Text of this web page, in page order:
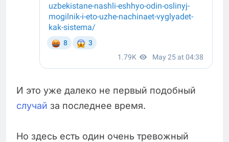
И это уже далеко не первый подобный
случай за последнее время.
Но здесь есть один очень тревожный